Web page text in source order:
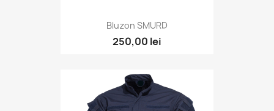
Bluzon SMURD
250,00 lei